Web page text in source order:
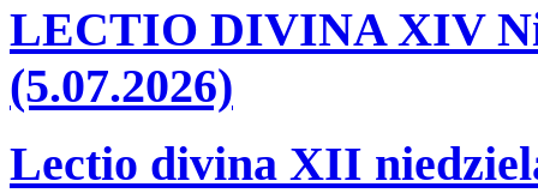
LECTIO DIVINA XIV
(5.07.2026)
Lectio divina XII